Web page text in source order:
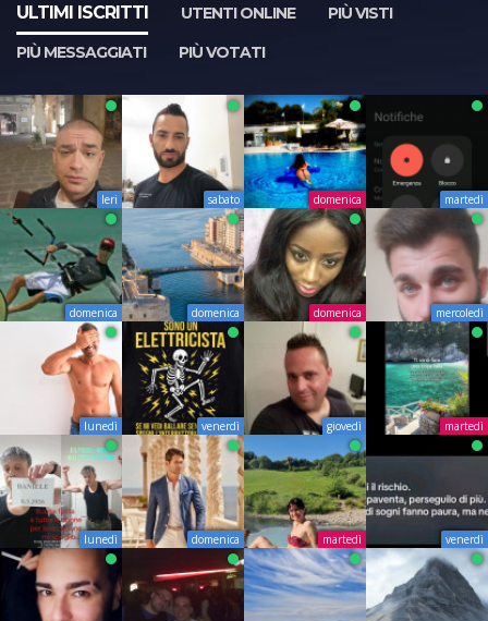
ULTIMI ISCRITTI UTENTI ONLINE
PIÙ VISTI
PIÙ MESSAGGIATI
PIÙ VOTATI
Ieri sabato domenica martedì
domenica domenica domenica mercoledì
lunedì venerdì giovedì martedì
lunedì domenica martedì venerdì